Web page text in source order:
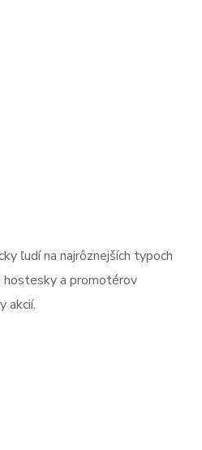
ľudí na najrôznejších typoch
hostesky a promotérov
akcií.